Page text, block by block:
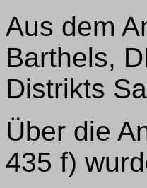
Aus dem
Barthels,
Distrikts
Über die
435 f)